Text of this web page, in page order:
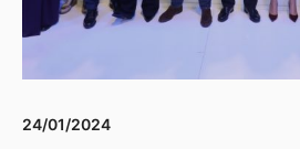
24/01/2024